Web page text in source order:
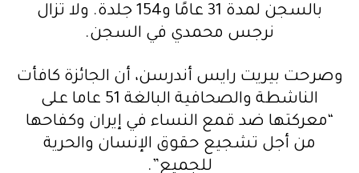
بالسجن لمدة 31 عامًا و154 جلدة. ولا تزال
نرجس محمدي في السجن.
وصرحت بيريت رايس أندرسن، أن الجائزة كافأت
الناشطة والصحافية البالغة 51 عاما على
“معركتها ضد قمع النساء في إيران وكفاحها
من أجل تشجيع حقوق الإنسان والحرية
للجميع”.